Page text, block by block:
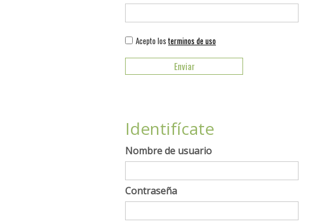
Acepto los terminos de uso
Identifícate
Nombre de usuario
Contraseña